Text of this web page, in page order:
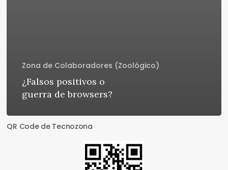
Zona de Colaboradores (Zoológico)
¿Falsos positivos o
guerra de browsers?
QR Code de Tecnozona